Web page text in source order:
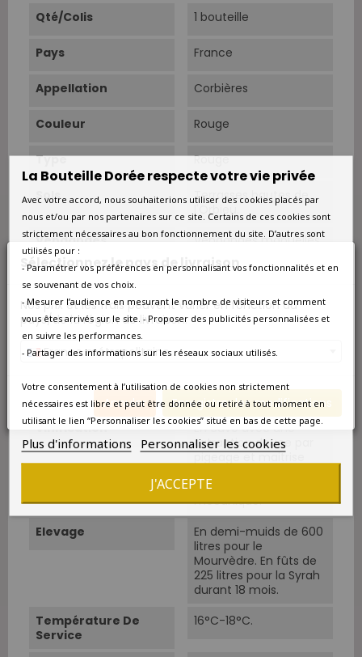
Sélectionnez le pays de livraison
Nos prix et les frais peuvent varier en fonction du
pays/de la région de livraison.
France métropolitaine
Annuler Enregistrer les modifications
Qté/Colis 1 bouteille
Pays France
Appellation Corbières
Couleur Rouge
Type Rouge
Sols
Terrasses hautes de
l'Orbieu.
Vendanges
Vendanges manuelles.
Cépage Dominant Mourvèdre
Cépages
Mourvèdre 60%. Syrah
40%.
Conduite
Conversion biologique.
Vin Bio Conversion biologique
Vinification
En cuve avec une
extraction douce par
pigeage et maitrise
aucune manipulation
mécanique.
Elevage
En demi-muids de 600
litres pour le
Mourvèdre. En fûts de
225 litres pour la Syrah
durant 18 mois.
Température De
Service
16°C-18°C.
La Bouteille Dorée respecte votre vie privée
Avec votre accord, nous souhaiterions utiliser des cookies placés par
nous et/ou par nos partenaires sur ce site. Certains de ces cookies sont
strictement nécessaires au bon fonctionnement du site. D’autres sont
utilisés pour :
- Paramétrer vos préférences en personnalisant vos fonctionnalités et en
se souvenant de vos choix.
- Mesurer l’audience en mesurant le nombre de visiteurs et comment
vous êtes arrivés sur le site. - Proposer des publicités personnalisées et
en suivre les performances.
- Partager des informations sur les réseaux sociaux utilisés.
Votre consentement à l’utilisation de cookies non strictement
nécessaires est libre et peut être donnée ou retiré à tout moment en
utilisant le lien “Personnaliser les cookies” situé en bas de cette page.
Plus d'informations Personnaliser les cookies
J'ACCEPTE